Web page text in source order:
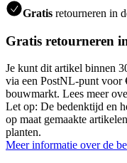
Gratis retourneren in
Gratis retourneren
Je kunt dit artikel binnen
via een PostNL-punt voor
bouwmarkt. Lees meer
Let op: De bedenktijd en
op maat gemaakte
planten.
Meer informatie over de